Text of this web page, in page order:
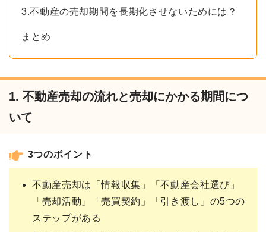
3.不動産の売却期間を長期化させないためには？
まとめ
1. 不動産売却の流れと売却にかかる期間につ
いて
3つのポイント
不動産売却は「情報収集」「不動産会社選び」
「売却活動」「売買契約」「引き渡し」の5つの
ステップがある